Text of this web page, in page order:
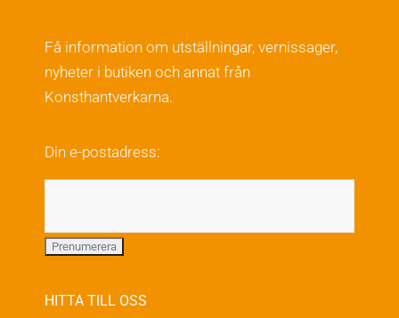
Få information om utställningar, vernissager,
nyheter i butiken och annat från
Konsthantverkarna.
Din e-postadress:
HITTA TILL OSS